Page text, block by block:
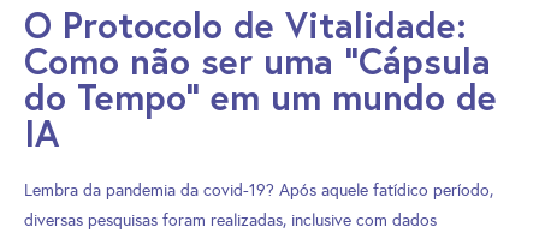
O Protocolo de Vitalidade:
Como não ser uma "Cápsula
do Tempo" em um mundo de
IA
Lembra da pandemia da covid-19? Após aquele fatídico período,
diversas pesquisas foram realizadas, inclusive com dados